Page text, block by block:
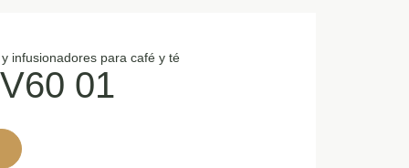
infusionadores para café y té
01